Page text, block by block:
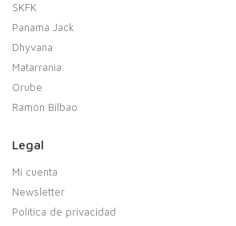
SKFK
Panama Jack
Dhyvana
Matarrania
Orube
Ramón Bilbao
Legal
Mi cuenta
Newsletter
Política de privacidad